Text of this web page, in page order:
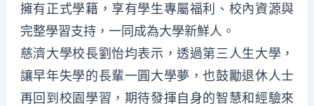
擁有正式學籍，享有學生專屬福利、校內資源與
完整學習支持，一同成為大學新鮮人。
慈濟大學校長劉怡均表示，透過第三人生大學，
讓早年失學的長輩一圓大學夢，也鼓勵退休人士
再回到校園學習，期待發揮自身的智慧和經驗來